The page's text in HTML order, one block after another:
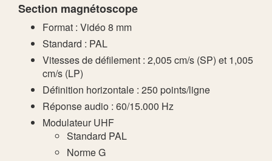
Section magnétoscope
Format : Vidéo 8 mm
Standard : PAL
Vitesses de défilement : 2,005 cm/s (SP) et 1,005
cm/s (LP)
Définition horizontale : 250 points/ligne
Réponse audio : 60/15.000 Hz
Modulateur UHF
Standard PAL
Norme G